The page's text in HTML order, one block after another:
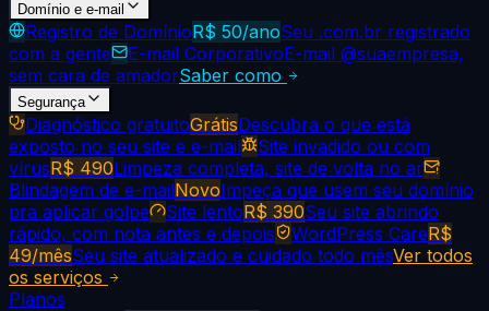
Domínio e e-mail
Registro de DomínioR$ 50/anoSeu .com.br registrado
com a gente
E-mail CorporativoE-mail @suaempresa,
sem cara de amadorSaber como
Segurança
Diagnóstico gratuitoGrátisDescubra o que está
exposto no seu site e e-mail
Site invadido ou com
vírusR$ 490Limpeza completa, site de volta no ar
Blindagem de e-mailNovoImpeça que usem seu domínio
pra aplicar golpe
Site lentoR$ 390Seu site abrindo
rápido, com nota antes e depois
WordPress CareR$
49/mêsSeu site atualizado e cuidado todo mêsVer todos
os serviços
Planos